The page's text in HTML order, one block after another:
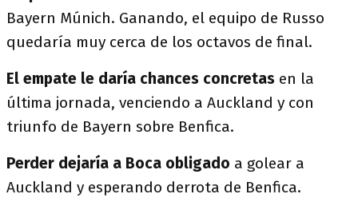
Bayern Múnich. Ganando, el equipo de Russo
quedaría muy cerca de los octavos de final.
El empate le daría chances concretas en la
última jornada, venciendo a Auckland y con
triunfo de Bayern sobre Benfica.
Perder dejaría a Boca obligado a golear a
Auckland y esperando derrota de Benfica.